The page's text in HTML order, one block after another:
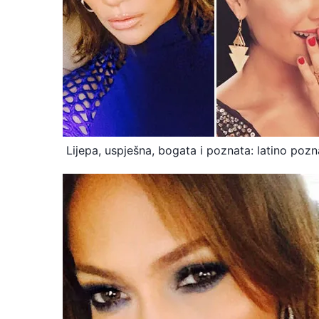
Lijepa, uspješna, bogata i poznata: latino